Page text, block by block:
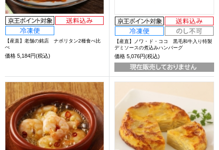
【産直】老舗の銘店 ナポリタン2種食べ比
べ
価格 5,184円(税込)
【産直】ノワ・ド・ココ 黒毛和牛入り特製
デミソースの煮込みハンバーグ
価格 5,076円(税込)